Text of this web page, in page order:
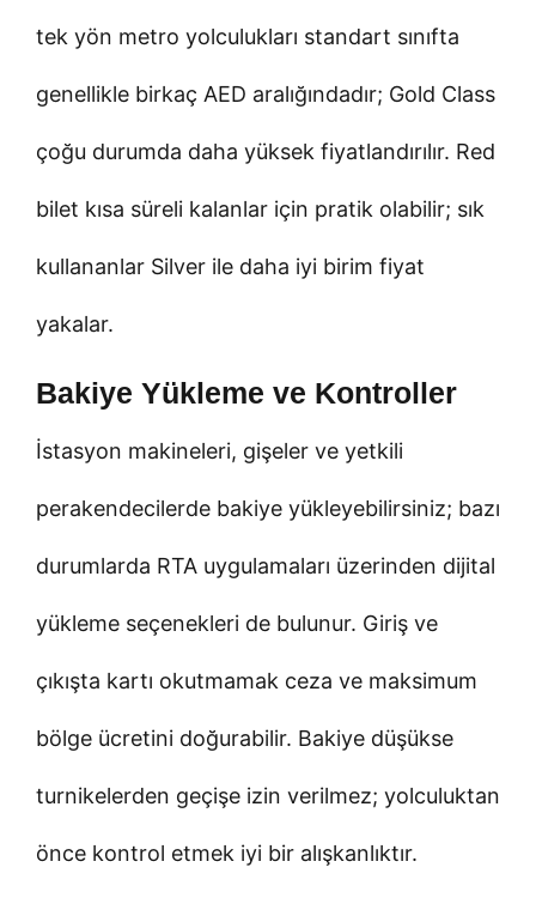
tek yön metro yolculukları standart sınıfta
genellikle birkaç AED aralığındadır; Gold Class
çoğu durumda daha yüksek fiyatlandırılır. Red
bilet kısa süreli kalanlar için pratik olabilir; sık
kullananlar Silver ile daha iyi birim fiyat
yakalar.
Bakiye Yükleme ve Kontroller
İstasyon makineleri, gişeler ve yetkili
perakendecilerde bakiye yükleyebilirsiniz; bazı
durumlarda RTA uygulamaları üzerinden dijital
yükleme seçenekleri de bulunur. Giriş ve
çıkışta kartı okutmamak ceza ve maksimum
bölge ücretini doğurabilir. Bakiye düşükse
turnikelerden geçişe izin verilmez; yolculuktan
önce kontrol etmek iyi bir alışkanlıktır.